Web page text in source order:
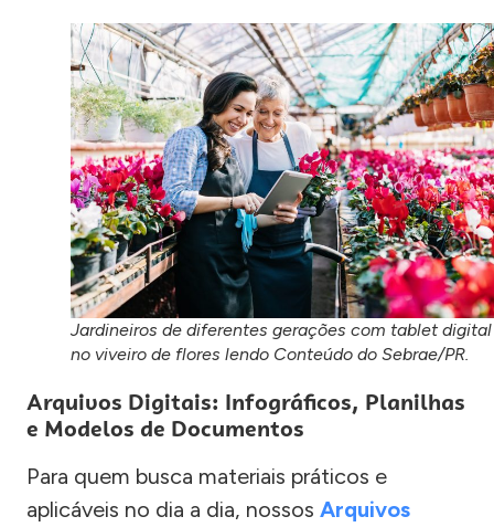
Jardineiros de diferentes gerações com tablet digital
no viveiro de flores lendo Conteúdo do Sebrae/PR.
Arquivos Digitais: Infográficos, Planilhas
e Modelos de Documentos
Para quem busca materiais práticos e
aplicáveis no dia a dia, nossos Arquivos